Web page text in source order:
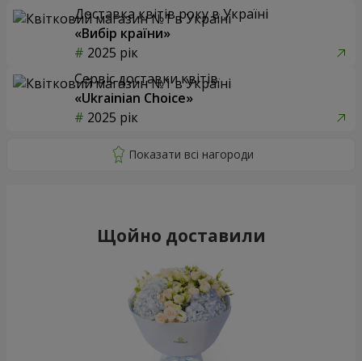
Доставка квітів року в Україні
«Вибір країни»
2025 рік
Сервіс доставки квітів
«Ukrainian Choice»
2025 рік
Щойно доставили